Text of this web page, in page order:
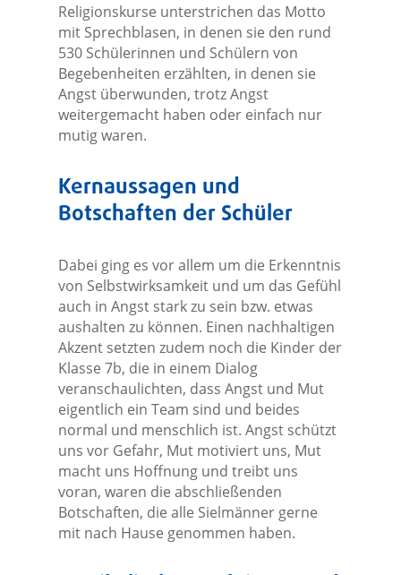
Religionskurse unterstrichen das Motto
mit Sprechblasen, in denen sie den rund
530 Schülerinnen und Schülern von
Begebenheiten erzählten, in denen sie
Angst überwunden, trotz Angst
weitergemacht haben oder einfach nur
mutig waren.
Kernaussagen und
Botschaften der Schüler
Dabei ging es vor allem um die Erkenntnis
von Selbstwirksamkeit und um das Gefühl
auch in Angst stark zu sein bzw. etwas
aushalten zu können. Einen nachhaltigen
Akzent setzten zudem noch die Kinder der
Klasse 7b, die in einem Dialog
veranschaulichten, dass Angst und Mut
eigentlich ein Team sind und beides
normal und menschlich ist. Angst schützt
uns vor Gefahr, Mut motiviert uns, Mut
macht uns Hoffnung und treibt uns
voran, waren die abschließenden
Botschaften, die alle Sielmänner gerne
mit nach Hause genommen haben.